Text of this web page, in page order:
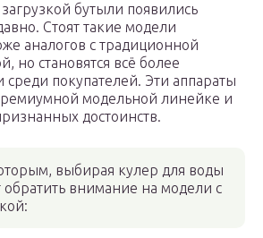
бутыли появились
Стоят такие модели
аналогов с традиционной
но становятся всё более
покупателей. Эти аппараты
модельной линейке и
достоинств.
выбирая кулер для воды
обратить внимание на модели с